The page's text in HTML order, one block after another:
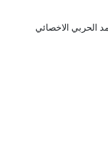
الحربي الاخصائي